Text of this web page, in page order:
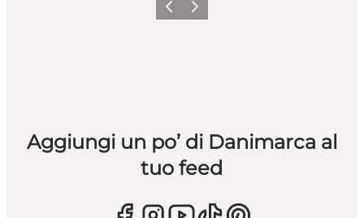
Precedente
Avanti
Aggiungi un po’ di Danimarca al
tuo feed